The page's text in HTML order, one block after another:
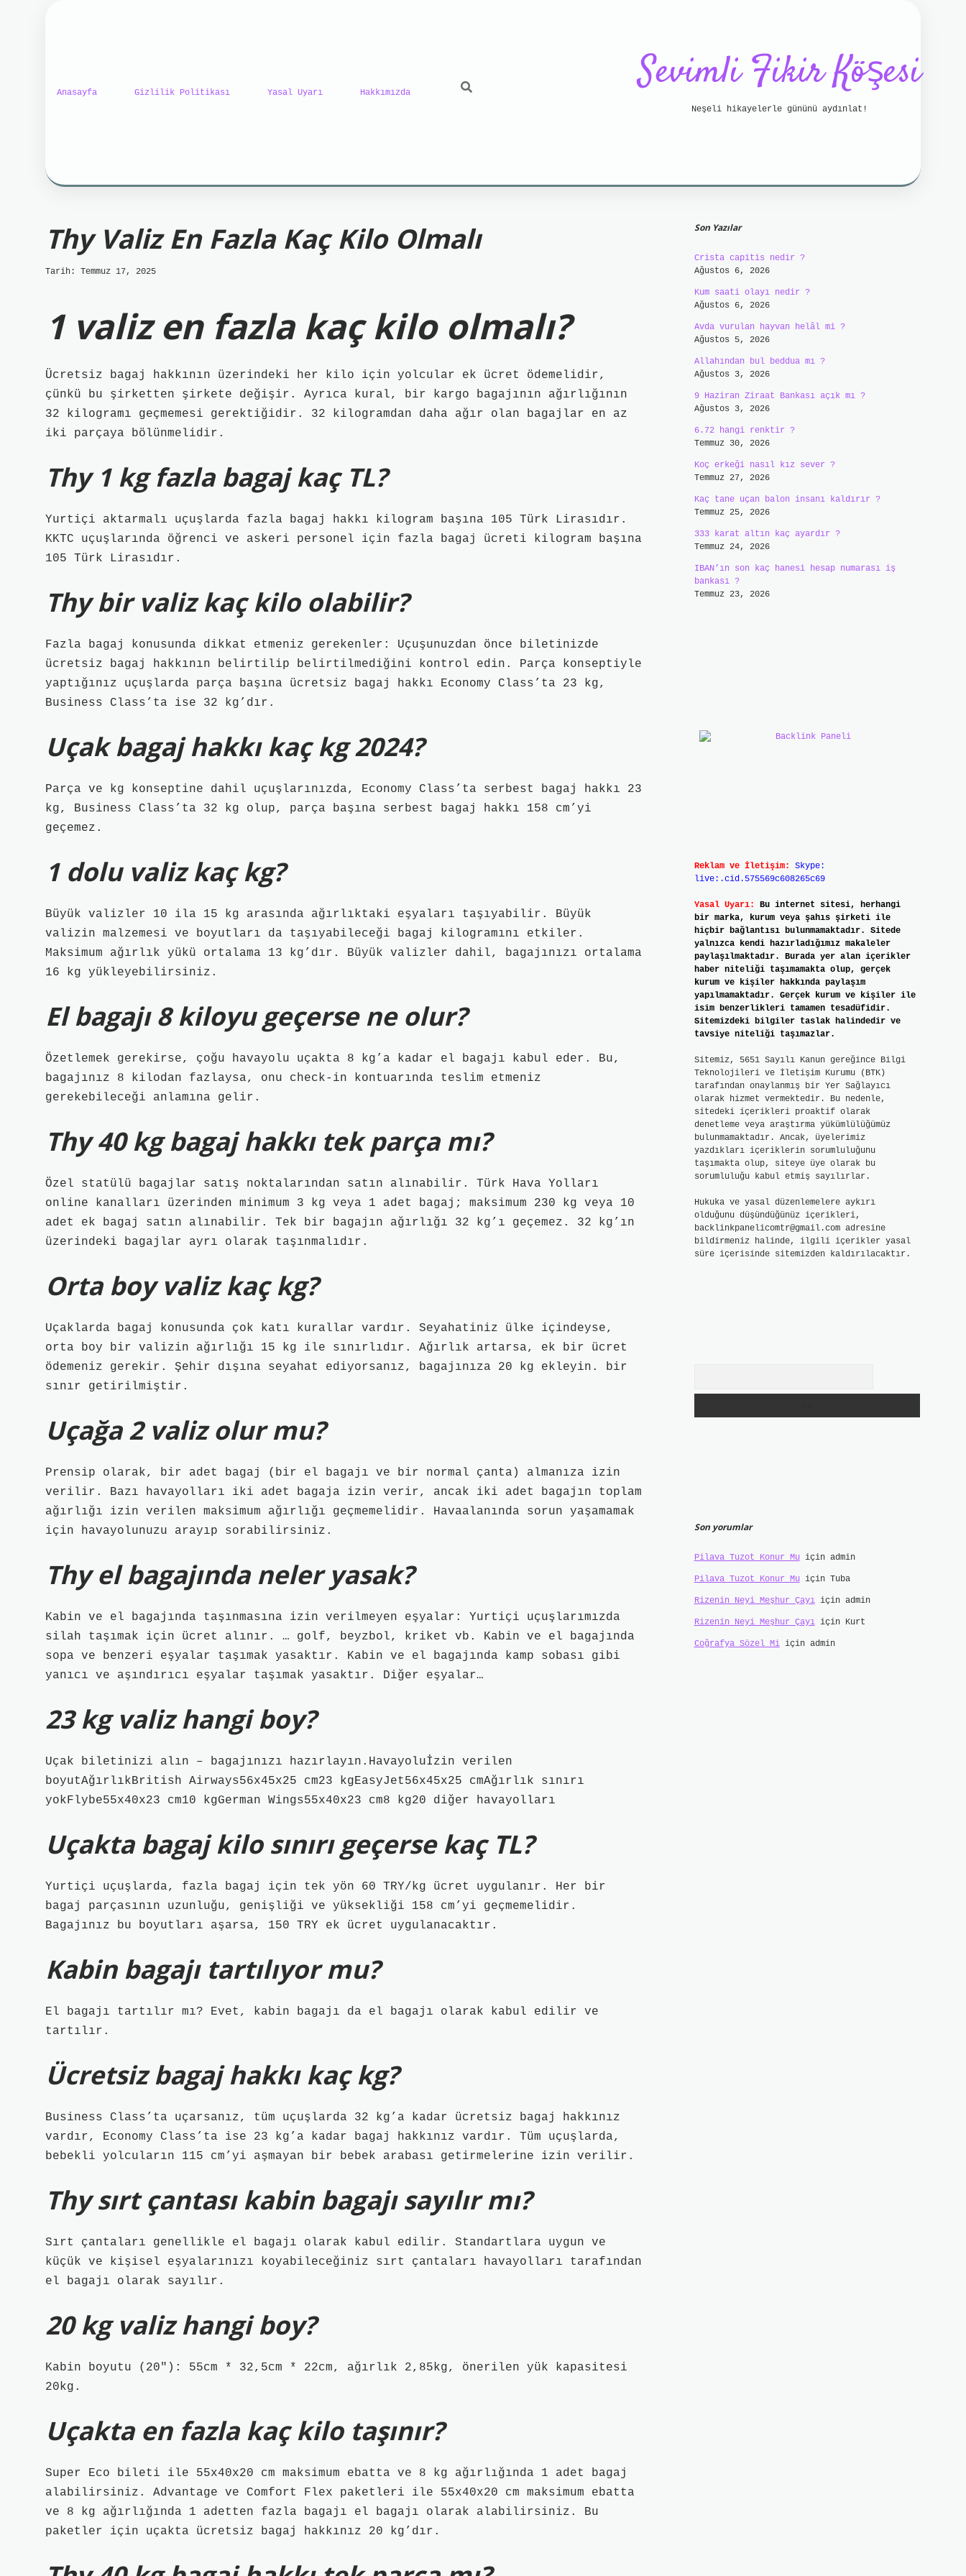
Anasayfa Gizlilik Politikası Yasal Uyarı Hakkımızda Sevimli Fikir Köşesi
Neşeli hikayelerle gününü aydınlat!
Thy Valiz En Fazla Kaç Kilo Olmalı
Tarih: Temmuz 17, 2025
1 valiz en fazla kaç kilo olmalı?
Ücretsiz bagaj hakkının üzerindeki her kilo için yolcular ek ücret ödemelidir,
çünkü bu şirketten şirkete değişir. Ayrıca kural, bir kargo bagajının ağırlığının
32 kilogramı geçmemesi gerektiğidir. 32 kilogramdan daha ağır olan bagajlar en az
iki parçaya bölünmelidir.
Thy 1 kg fazla bagaj kaç TL?
Yurtiçi aktarmalı uçuşlarda fazla bagaj hakkı kilogram başına 105 Türk Lirasıdır.
KKTC uçuşlarında öğrenci ve askeri personel için fazla bagaj ücreti kilogram başına
105 Türk Lirasıdır.
Thy bir valiz kaç kilo olabilir?
Fazla bagaj konusunda dikkat etmeniz gerekenler: Uçuşunuzdan önce biletinizde
ücretsiz bagaj hakkının belirtilip belirtilmediğini kontrol edin. Parça konseptiyle
yaptığınız uçuşlarda parça başına ücretsiz bagaj hakkı Economy Class’ta 23 kg,
Business Class’ta ise 32 kg’dır.
Uçak bagaj hakkı kaç kg 2024?
Parça ve kg konseptine dahil uçuşlarınızda, Economy Class’ta serbest bagaj hakkı 23
kg, Business Class’ta 32 kg olup, parça başına serbest bagaj hakkı 158 cm’yi
geçemez.
1 dolu valiz kaç kg?
Büyük valizler 10 ila 15 kg arasında ağırlıktaki eşyaları taşıyabilir. Büyük
valizin malzemesi ve boyutları da taşıyabileceği bagaj kilogramını etkiler.
Maksimum ağırlık yükü ortalama 13 kg’dır. Büyük valizler dahil, bagajınızı ortalama
16 kg yükleyebilirsiniz.
El bagajı 8 kiloyu geçerse ne olur?
Özetlemek gerekirse, çoğu havayolu uçakta 8 kg’a kadar el bagajı kabul eder. Bu,
bagajınız 8 kilodan fazlaysa, onu check-in kontuarında teslim etmeniz
gerekebileceği anlamına gelir.
Thy 40 kg bagaj hakkı tek parça mı?
Özel statülü bagajlar satış noktalarından satın alınabilir. Türk Hava Yolları
online kanalları üzerinden minimum 3 kg veya 1 adet bagaj; maksimum 230 kg veya 10
adet ek bagaj satın alınabilir. Tek bir bagajın ağırlığı 32 kg’ı geçemez. 32 kg’ın
üzerindeki bagajlar ayrı olarak taşınmalıdır.
Orta boy valiz kaç kg?
Uçaklarda bagaj konusunda çok katı kurallar vardır. Seyahatiniz ülke içindeyse,
orta boy bir valizin ağırlığı 15 kg ile sınırlıdır. Ağırlık artarsa, ek bir ücret
ödemeniz gerekir. Şehir dışına seyahat ediyorsanız, bagajınıza 20 kg ekleyin. bir
sınır getirilmiştir.
Uçağa 2 valiz olur mu?
Prensip olarak, bir adet bagaj (bir el bagajı ve bir normal çanta) almanıza izin
verilir. Bazı havayolları iki adet bagaja izin verir, ancak iki adet bagajın toplam
ağırlığı izin verilen maksimum ağırlığı geçmemelidir. Havaalanında sorun yaşamamak
için havayolunuzu arayıp sorabilirsiniz.
Thy el bagajında neler yasak?
Kabin ve el bagajında ​​taşınmasına izin verilmeyen eşyalar: Yurtiçi uçuşlarımızda
silah taşımak için ücret alınır. … golf, beyzbol, kriket vb. Kabin ve el bagajında ​​
sopa ve benzeri eşyalar taşımak yasaktır. Kabin ve el bagajında ​​kamp sobası gibi
yanıcı ve aşındırıcı eşyalar taşımak yasaktır. Diğer eşyalar…
23 kg valiz hangi boy?
Uçak biletinizi alın – bagajınızı hazırlayın.Havayoluİzin verilen
boyutAğırlıkBritish Airways56x45x25 cm23 kgEasyJet56x45x25 cmAğırlık sınırı
yokFlybe55x40x23 cm10 kgGerman Wings55x40x23 cm8 kg20 diğer havayolları
Uçakta bagaj kilo sınırı geçerse kaç TL?
Yurtiçi uçuşlarda, fazla bagaj için tek yön 60 TRY/kg ücret uygulanır. Her bir
bagaj parçasının uzunluğu, genişliği ve yüksekliği 158 cm’yi geçmemelidir.
Bagajınız bu boyutları aşarsa, 150 TRY ek ücret uygulanacaktır.
Kabin bagajı tartılıyor mu?
El bagajı tartılır mı? Evet, kabin bagajı da el bagajı olarak kabul edilir ve
tartılır.
Ücretsiz bagaj hakkı kaç kg?
Business Class’ta uçarsanız, tüm uçuşlarda 32 kg’a kadar ücretsiz bagaj hakkınız
vardır, Economy Class’ta ise 23 kg’a kadar bagaj hakkınız vardır. Tüm uçuşlarda,
bebekli yolcuların 115 cm’yi aşmayan bir bebek arabası getirmelerine izin verilir.
Thy sırt çantası kabin bagajı sayılır mı?
Sırt çantaları genellikle el bagajı olarak kabul edilir. Standartlara uygun ve
küçük ve kişisel eşyalarınızı koyabileceğiniz sırt çantaları havayolları tarafından
el bagajı olarak sayılır.
20 kg valiz hangi boy?
Kabin boyutu (20″): 55cm * 32,5cm * 22cm, ağırlık 2,85kg, önerilen yük kapasitesi
20kg.
Uçakta en fazla kaç kilo taşınır?
Super Eco bileti ile 55x40x20 cm maksimum ebatta ve 8 kg ağırlığında 1 adet bagaj
alabilirsiniz. Advantage ve Comfort Flex paketleri ile 55x40x20 cm maksimum ebatta
ve 8 kg ağırlığında 1 adetten fazla bagajı el bagajı olarak alabilirsiniz. Bu
paketler için uçakta ücretsiz bagaj hakkınız 20 kg’dır.
Son Yazılar
Crista capitis nedir ?
Ağustos 6, 2026
Kum saati olayı nedir ?
Ağustos 6, 2026
Avda vurulan hayvan helâl mi ?
Ağustos 5, 2026
Allahından bul beddua mı ?
Ağustos 3, 2026
9 Haziran Ziraat Bankası açık mı ?
Ağustos 3, 2026
6.72 hangi renktir ?
Temmuz 30, 2026
Koç erkeği nasıl kız sever ?
Temmuz 27, 2026
Kaç tane uçan balon insanı kaldırır ?
Temmuz 25, 2026
333 karat altın kaç ayardır ?
Temmuz 24, 2026
IBAN’ın son kaç hanesi hesap numarası iş
bankası ?
Temmuz 23, 2026
Reklam ve İletişim:
Skype:
live:.cid.575569c608265c69
Yasal Uyarı:
Bu internet sitesi, herhangi
bir marka, kurum veya şahıs şirketi ile
hiçbir bağlantısı bulunmamaktadır. Sitede
yalnızca kendi hazırladığımız makaleler
paylaşılmaktadır. Burada yer alan içerikler
haber niteliği taşımamakta olup, gerçek
kurum ve kişiler hakkında paylaşım
yapılmamaktadır. Gerçek kurum ve kişiler ile
isim benzerlikleri tamamen tesadüfidir.
Sitemizdeki bilgiler taslak halindedir ve
tavsiye niteliği taşımazlar.
Sitemiz, 5651 Sayılı Kanun gereğince Bilgi
Teknolojileri ve İletişim Kurumu (BTK)
tarafından onaylanmış bir Yer Sağlayıcı
olarak hizmet vermektedir. Bu nedenle,
sitedeki içerikleri proaktif olarak
denetleme veya araştırma yükümlülüğümüz
bulunmamaktadır. Ancak, üyelerimiz
yazdıkları içeriklerin sorumluluğunu
taşımakta olup, siteye üye olarak bu
sorumluluğu kabul etmiş sayılırlar.
Hukuka ve yasal düzenlemelere aykırı
olduğunu düşündüğünüz içerikleri,
backlinkpanelicomtr@gmail.comadresine
bildirmeniz halinde, ilgili içerikler yasal
süre içerisinde sitemizden kaldırılacaktır.
Son yorumlar
Pilava Tuzot Konur Muiçin admin
Pilava Tuzot Konur Muiçin Tuba
Rizenin Neyi Meşhur Çayıiçin admin
Rizenin Neyi Meşhur Çayıiçin Kurt
Coğrafya Sözel Miiçin admin